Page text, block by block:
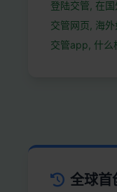
登陆交管, 在
交管网页, 海
交管app, 什么
全球首